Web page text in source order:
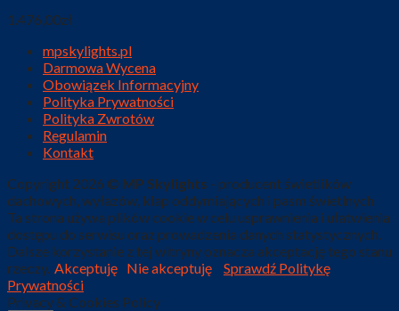
1.476,00zł
mpskylights.pl
Darmowa Wycena
Obowiązek Informacyjny
Polityka Prywatności
Polityka Zwrotów
Regulamin
Kontakt
Copyright 2026 © MP Skylights - producent świetlików
dachowych, wyłazów, klap oddymiających i pasm świetlnych
Ta strona używa plików cookie w celu usprawnienia i ułatwienia
dostępu do serwisu oraz prowadzenia danych statystycznych.
Dalsze korzystanie z tej witryny oznacza akceptację tego stanu
rzeczy. Akceptuję Nie akceptuję
Sprawdź Politykę
Prywatności
Privacy & Cookies Policy